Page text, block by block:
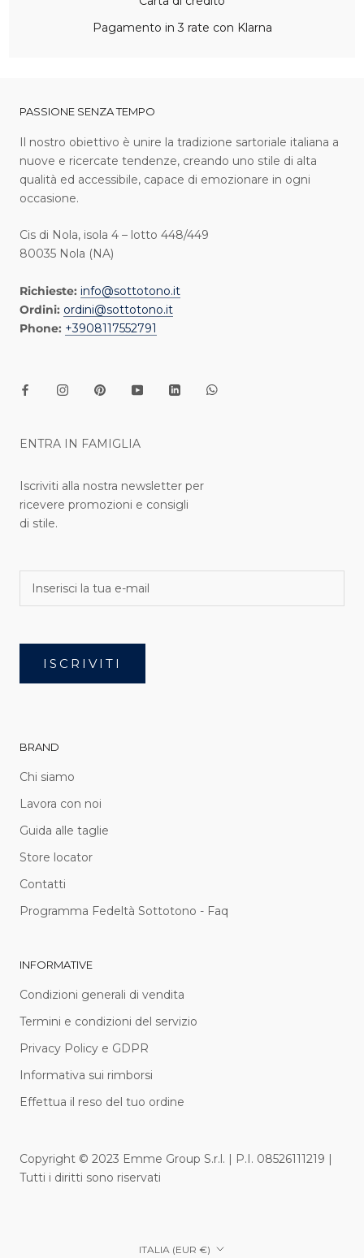
Pagamento in 3 rate con Klarna
PASSIONE SENZA TEMPO
I l nostro obiettivo è unire la tradizione sartoriale italiana a
nuove e ricercate tendenze, creando uno stile di alta
qualità ed accessibile, capace di emozionare in ogni
occasione.
Cis di Nola, isola 4 – lotto 448/449
80035 Nola (NA)
Richieste: info@sottotono.it
Ordini: ordini@sottotono.it
Phone: +3908117552791
ENTRA IN FAMIGLIA
Iscriviti alla nostra newsletter per
ricevere promozioni e consigli
di stile.
ISCRIVITI
BRAND
Chi siamo
Lavora con noi
Guida alle taglie
Store locator
Contatti
Programma Fedeltà Sottotono - Faq
INFORMATIVE
Condizioni generali di vendita
Termini e condizioni del servizio
Privacy Policy e GDPR
Informativa sui rimborsi
Effettua il reso del tuo ordine
Copyright © 2023 Emme Group S.r.l. | P.I. 08526111219 |
Tutti i diritti sono riservati
Paese/Area
ITALIA (EUR €)